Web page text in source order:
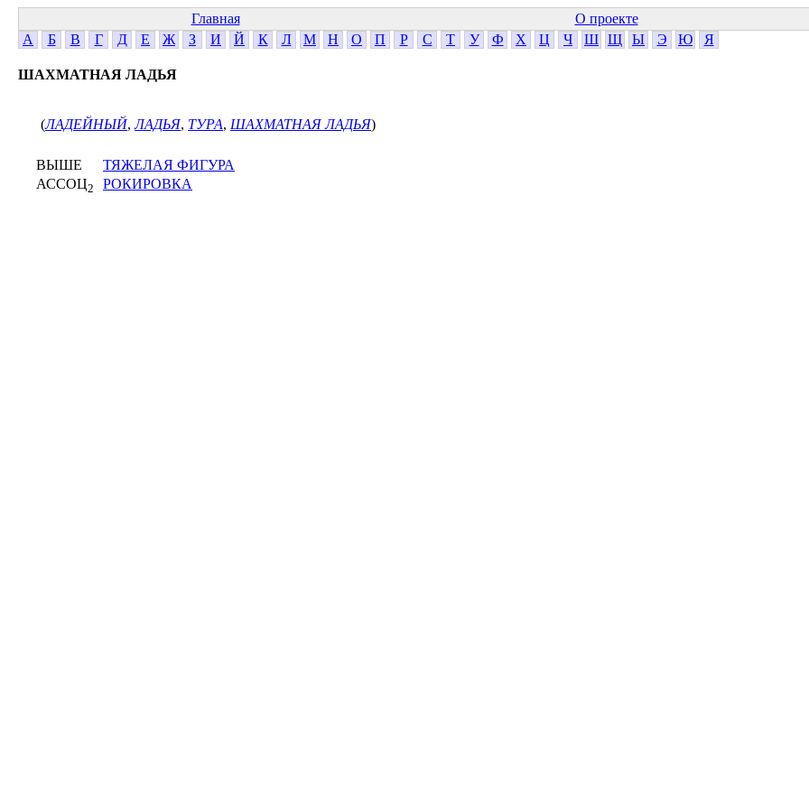
Главная О проекте
А
Б В Г Д Е Ж З И Й К Л М Н О П Р С Т У Ф Х Ц Ч Ш Щ Ы Э Ю Я
ШАХМАТНАЯ ЛАДЬЯ
(ЛАДЕЙНЫЙ,ЛАДЬЯ, ТУРА, ШАХМАТНАЯ ЛАДЬЯ)
ВЫШЕ
ТЯЖЕЛАЯ ФИГУРА
АССОЦ2 РОКИРОВКА